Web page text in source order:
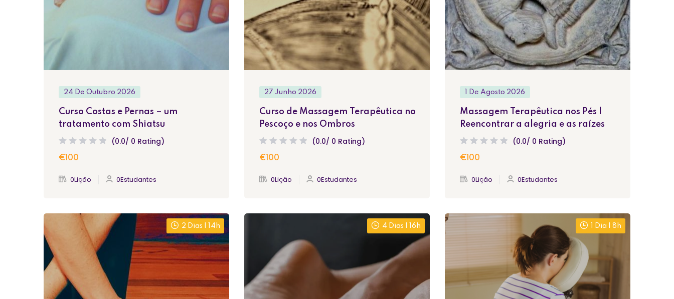
24 De Outubro 2026
Curso Costas e Pernas – um
tratamento com Shiatsu
(0.0/ 0 Rating)
€100
0Lição 0Estudantes
27 Junho 2026
Curso de Massagem Terapêutica no
Pescoço e nos Ombros
(0.0/ 0 Rating)
€100
0Lição 0Estudantes
1 De Agosto 2026
Massagem Terapêutica nos Pés |
Reencontrar a alegria e as raízes
(0.0/ 0 Rating)
€100
0Lição 0Estudantes
2 Dias | 14h 4 Dias | 16h 1 Dia | 8h